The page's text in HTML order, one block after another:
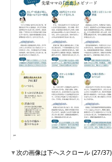
▼次の画像は下へスクロール (27/37)